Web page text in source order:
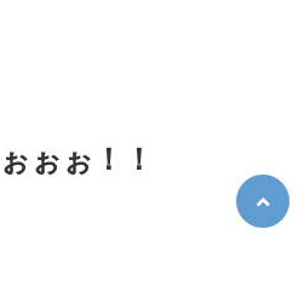
ぉぉ！！